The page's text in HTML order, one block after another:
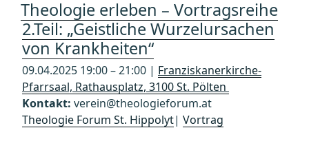
Theologie erleben – Vortragsreihe
2.Teil: „Geistliche Wurzelursachen
von Krankheiten“
09.04.2025 19:00 – 21:00 | Franziskanerkirche-
Pfarrsaal, Rathausplatz, 3100 St. Pölten
Kontakt: verein@theologieforum.at
Theologie Forum St. Hippolyt| Vortrag